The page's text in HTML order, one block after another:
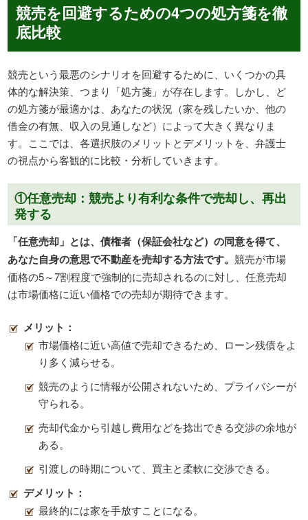
競売を回避するための4つの処方箋を徹
底比較
競売という最悪のシナリオを回避するために、いくつかの具
体的な解決策、つまり「処方箋」が存在します。しかし、ど
の処方箋が最適かは、あなたの状況（家を残したいか、他の
借金の有無、収入の見通しなど）によって大きく異なりま
す。ここでは、各選択肢のメリットとデメリットを、弁護士
の視点から客観的に比較・分析していきます。
①任意売却：競売より有利な条件で売却し、再出
発する
「任意売却」とは、債権者（保証会社など）の同意を得て、
あなた自身の意思で不動産を売却する方法です。競売が市場
価格の5～7割程度で強制的に売却されるのに対し、任意売却
は市場価格に近い価格での売却が期待できます。
メリット：
市場価格に近い高値で売却できるため、ローン残債をよ
り多く減らせる。
競売のように情報が公開されないため、プライバシーが
守られる。
売却代金から引越し費用などを捻出できる交渉の余地が
ある。
引渡しの時期について、買主と柔軟に交渉できる。
デメリット：
最終的には家を手放すことになる。